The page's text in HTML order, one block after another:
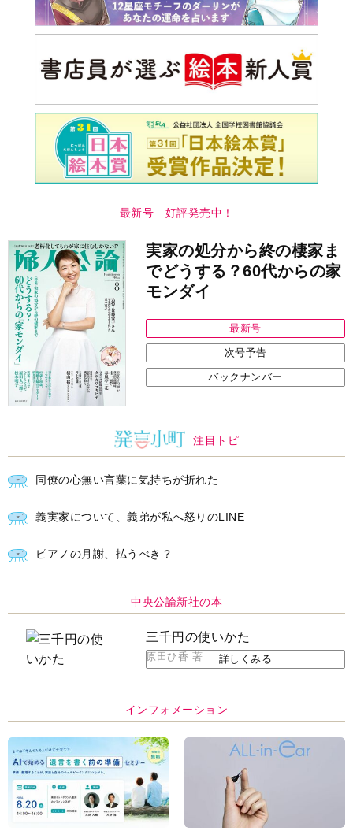
最新号 好評発売中！
実家の処分から終の棲家ま
でどうする？60代からの家
モンダイ
最新号
次号予告
バックナンバー
注目トピ
同僚の心無い言葉に気持ちが折れた
義実家について、義弟が私へ怒りのLINE
ピアノの月謝、払うべき？
中央公論新社の本
三千円の使いかた
原田ひ香 著 詳しくみる
インフォメーション